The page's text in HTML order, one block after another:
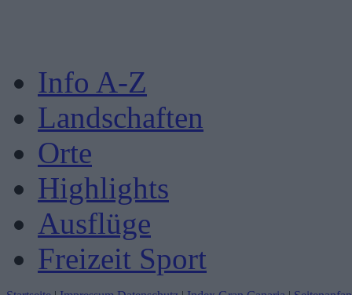
Info A-Z
Landschaften
Orte
Highlights
Ausflüge
Freizeit Sport